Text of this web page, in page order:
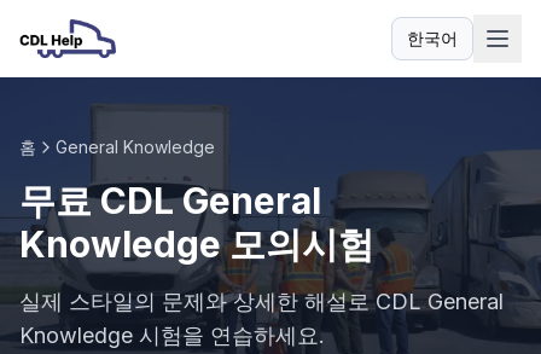
한국어
언어
홈 General Knowledge
무료 CDL General
Knowledge 모의시험
실제 스타일의 문제와 상세한 해설로 CDL General
Knowledge 시험을 연습하세요.